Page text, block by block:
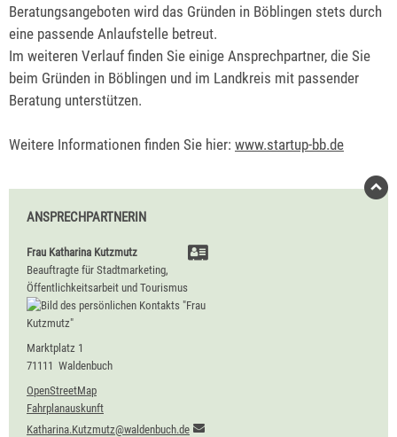
Beratungsangeboten wird das Gründen in Böblingen stets durch
eine passende Anlaufstelle betreut.
Im weiteren Verlauf finden Sie einige Ansprechpartner, die Sie
beim Gründen in Böblingen und im Landkreis mit passender
Beratung unterstützen.
Weitere Informationen finden Sie hier: www.startup-bb.de
ANSPRECHPARTNERIN
Frau Katharina Kutzmutz
Beauftragte für Stadtmarketing,
Öffentlichkeitsarbeit und Tourismus
Marktplatz 1
71111 Waldenbuch
OpenStreetMap
Fahrplanauskunft
Katharina.Kutzmutz@waldenbuch.de